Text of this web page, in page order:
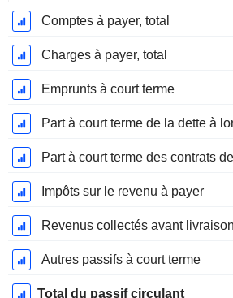
Comptes à payer, total
Charges à payer, total
Emprunts à court terme
Part à court terme de la dette à
Part à court terme des contrats
Impôts sur le revenu à payer
Autres passifs à court terme
Total du passif circulant